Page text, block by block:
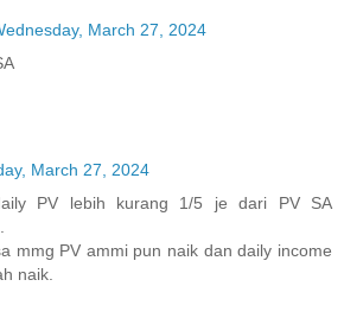
March 27, 2024
March 27, 2024
PV lebih kurang 1/5 je dari PV SA
mmg PV ammi pun naik dan daily income
naik.